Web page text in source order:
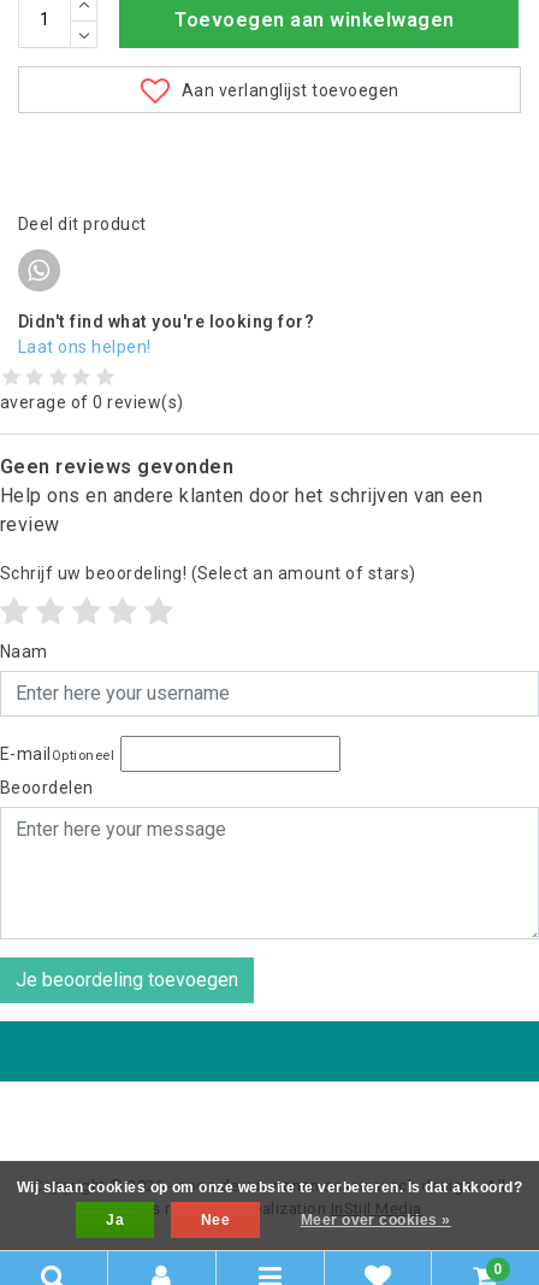
Toevoegen aan winkelwagen
Aan verlanglijst toevoegen
Deel dit product
Didn't find what you're looking for?
Laat ons helpen!
average of 0 review(s)
Geen reviews gevonden
Help ons en andere klanten door het schrijven van een
review
Schrijf uw beoordeling! (Select an amount of stars)
Naam
E-mail Optioneel
Beoordelen
Je beoordeling toevoegen
Copyright © 2026 - coos de wit wonen scaninavsch design - All
rights reserved - Realization InStijl Media
0
Wij slaan cookies op om onze website te verbeteren. Is dat akkoord?
Ja
Nee Meer over cookies »